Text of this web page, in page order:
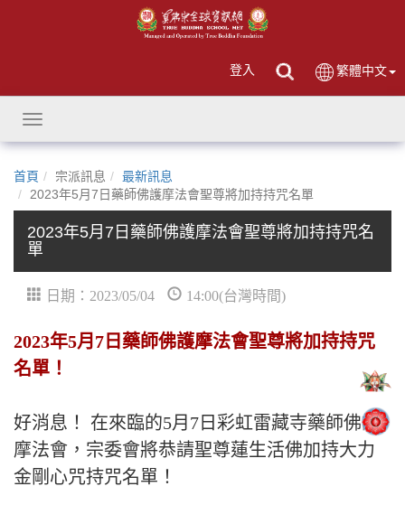
登入 繁體中文
Toggle
navigation
首頁 宗派訊息
最新訊息
2023年5月7日藥師佛護摩法會聖尊將加持持咒名單
2023年5月7日藥師佛護摩法會聖尊將加持持咒名
單
日期：2023/05/04 14:00(台灣時間)
2023年5月7日藥師佛護摩法會聖尊將加持持咒
名單！
好消息！ 在來臨的5月7日彩虹雷藏寺藥師佛護
摩法會，宗委會將恭請聖尊蓮生活佛加持大力
金剛心咒持咒名單！